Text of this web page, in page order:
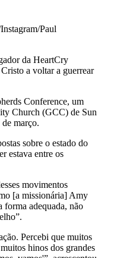
Paul
da HeartCry
a voltar a guerrear
Conference, um
Church (GCC) de Sun
março.
sobre o estado do
estava entre os
movimentos
[a missionária] Amy
adequada, não
Percebi que muitos
hinos dos grandes